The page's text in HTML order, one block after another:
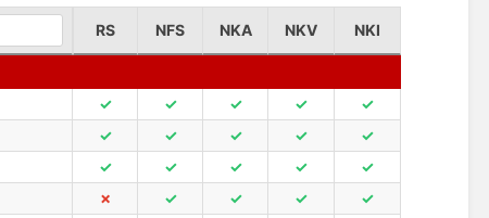
RS NFS NKA NKV NKI
✓ ✓ ✓ ✓
✓
✓ ✓ ✓ ✓
✓
✓ ✓ ✓ ✓
✓
✗ ✓ ✓ ✓
✓